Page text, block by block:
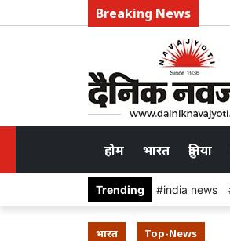
Breaking News
होम भारत दुनिया
Trending india news
भारत Top-News